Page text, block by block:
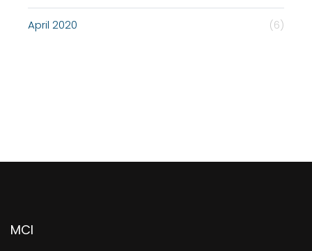
April 2020 (6)
MCI